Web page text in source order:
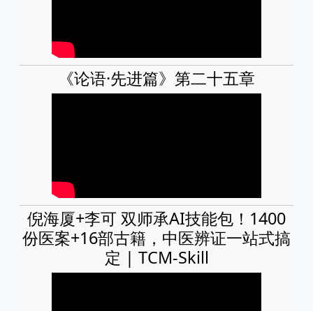
《论语·先进篇》第二十五章
倪海厦+李可 双师承AI技能包！1400
份医案+16部古籍，中医辨证一站式搞
定 | TCM-Skill